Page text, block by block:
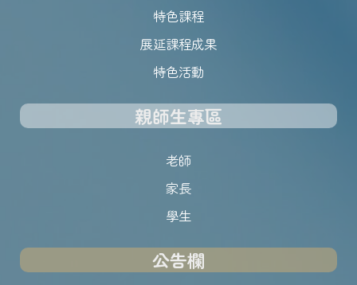
特色課程
展延課程成果
特色活動
親師生專區
老師
家長
學生
公告欄